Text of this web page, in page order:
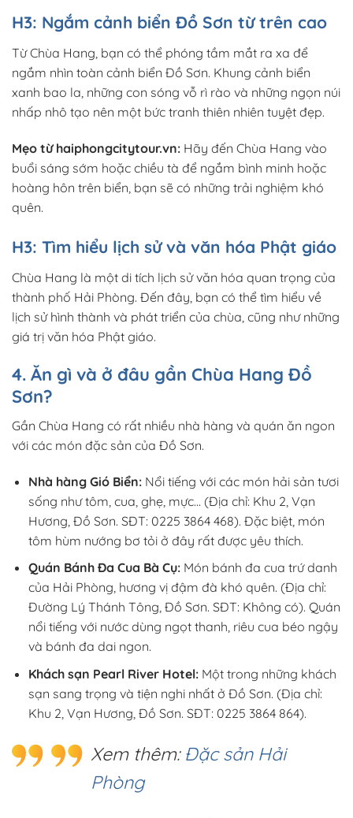
H3: Ngắm cảnh biển Đồ Sơn từ trên cao
Từ Chùa Hang, bạn có thể phóng tầm mắt ra xa để
ngắm nhìn toàn cảnh biển Đồ Sơn. Khung cảnh biển
xanh bao la, những con sóng vỗ rì rào và những ngọn núi
nhấp nhô tạo nên một bức tranh thiên nhiên tuyệt đẹp.
Mẹo từ haiphongcitytour.vn: Hãy đến Chùa Hang vào
buổi sáng sớm hoặc chiều tà để ngắm bình minh hoặc
hoàng hôn trên biển, bạn sẽ có những trải nghiệm khó
quên.
H3: Tìm hiểu lịch sử và văn hóa Phật giáo
Chùa Hang là một di tích lịch sử văn hóa quan trọng của
thành phố Hải Phòng. Đến đây, bạn có thể tìm hiểu về
lịch sử hình thành và phát triển của chùa, cũng như những
giá trị văn hóa Phật giáo.
4. Ăn gì và ở đâu gần Chùa Hang Đồ
Sơn?
Gần Chùa Hang có rất nhiều nhà hàng và quán ăn ngon
với các món đặc sản của Đồ Sơn.
Nhà hàng Gió Biển:Nổi tiếng với các món hải sản tươi
sống như tôm, cua, ghẹ, mực… (Địa chỉ: Khu 2, Vạn
Hương, Đồ Sơn. SĐT: 0225 3864 468). Đặc biệt, món
tôm hùm nướng bơ tỏi ở đây rất được yêu thích.
Quán Bánh Đa Cua Bà Cụ:Món bánh đa cua trứ danh
của Hải Phòng, hương vị đậm đà khó quên. (Địa chỉ:
Đường Lý Thánh Tông, Đồ Sơn. SĐT: Không có). Quán
nổi tiếng với nước dùng ngọt thanh, riêu cua béo ngậy
và bánh đa dai ngon.
Khách sạn Pearl River Hotel:Một trong những khách
sạn sang trọng và tiện nghi nhất ở Đồ Sơn. (Địa chỉ:
Khu 2, Vạn Hương, Đồ Sơn. SĐT: 0225 3864 864).
Xem thêm: Đặc sản Hải
Phòng